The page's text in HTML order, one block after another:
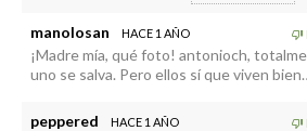
manolosan HACE 1 AÑO
¡Madre mía, qué foto! antonioch,
uno se salva. Pero ellos sí que viven
peppered HACE 1 AÑO